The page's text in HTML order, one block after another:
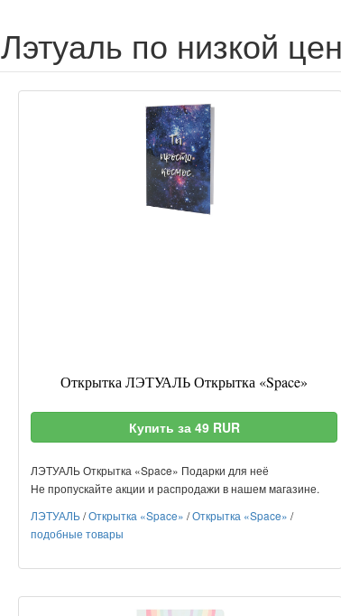
Лэтуаль по низкой
Открытка ЛЭТУАЛЬ Открытка «Space»
Купить за 49 RUR
ЛЭТУАЛЬ Открытка «Space» Подарки для неё
Не пропускайте акции и распродажи в нашем магазине.
ЛЭТУАЛЬ/Открытка «Space» /Открытка «Space» /
подобные товары